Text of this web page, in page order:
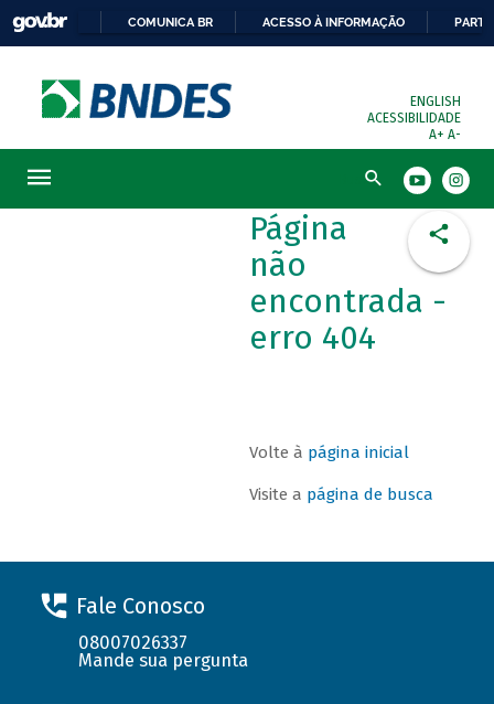
COMUNICA BR ACESSO À INFORMAÇÃO
ENGLISH
ACESSIBILIDADE
A+ A-
Busca
Página
não
encontrada -
erro 404
Volte à página inicial
Visite a página de busca
Fale Conosco
08007026337
Mande sua pergunta